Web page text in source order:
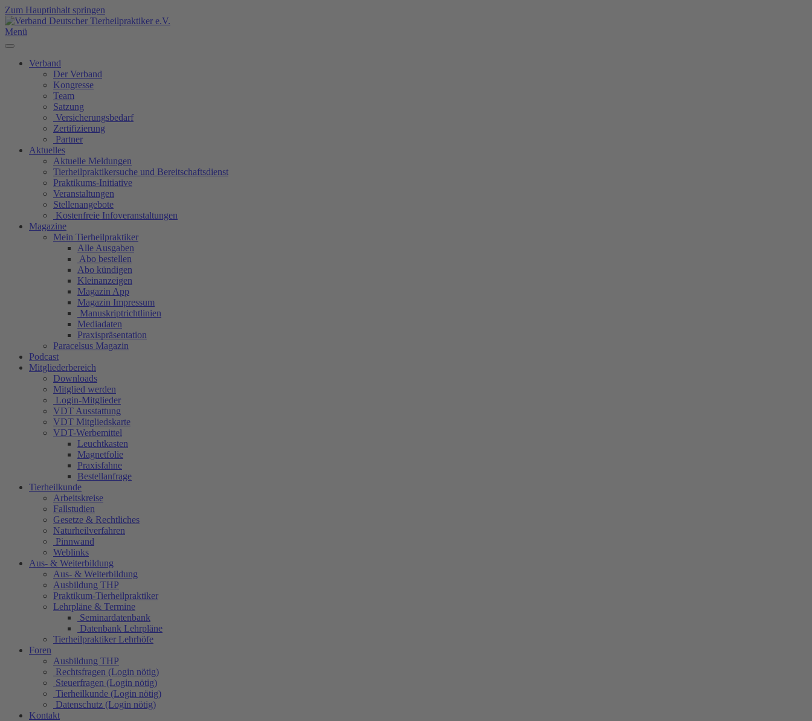
Zum Hauptinhalt springen
Menü
Verband
Der Verband
Kongresse
Team
Satzung
Versicherungsbedarf
Zertifizierung
Partner
Aktuelles
Aktuelle Meldungen
Tierheilpraktikersuche und Bereitschaftsdienst
Praktikums-Initiative
Veranstaltungen
Stellenangebote
Kostenfreie Infoveranstaltungen
Magazine
Mein Tierheilpraktiker
Alle Ausgaben
Abo bestellen
Abo kündigen
Kleinanzeigen
Magazin App
Magazin Impressum
Manuskriptrichtlinien
Mediadaten
Praxispräsentation
Paracelsus Magazin
Podcast
Mitgliederbereich
Downloads
Mitglied werden
Login-Mitglieder
VDT Ausstattung
VDT Mitgliedskarte
VDT-Werbemittel
Leuchtkasten
Magnetfolie
Praxisfahne
Bestellanfrage
Tierheilkunde
Arbeitskreise
Fallstudien
Gesetze & Rechtliches
Naturheilverfahren
Pinnwand
Weblinks
Aus- & Weiterbildung
Aus- & Weiterbildung
Ausbildung THP
Praktikum-Tierheilpraktiker
Lehrpläne & Termine
Seminardatenbank
Datenbank Lehrpläne
Tierheilpraktiker Lehrhöfe
Foren
Ausbildung THP
Rechtsfragen (Login nötig)
Steuerfragen (Login nötig)
Tierheilkunde (Login nötig)
Datenschutz (Login nötig)
Kontakt